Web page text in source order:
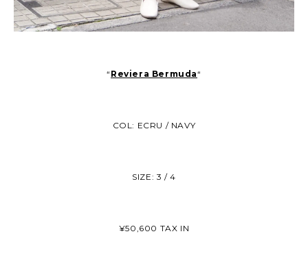
“ Reviera Bermuda“
COL: ECRU / NAVY
SIZE: 3 / 4
¥50,600 TAX IN